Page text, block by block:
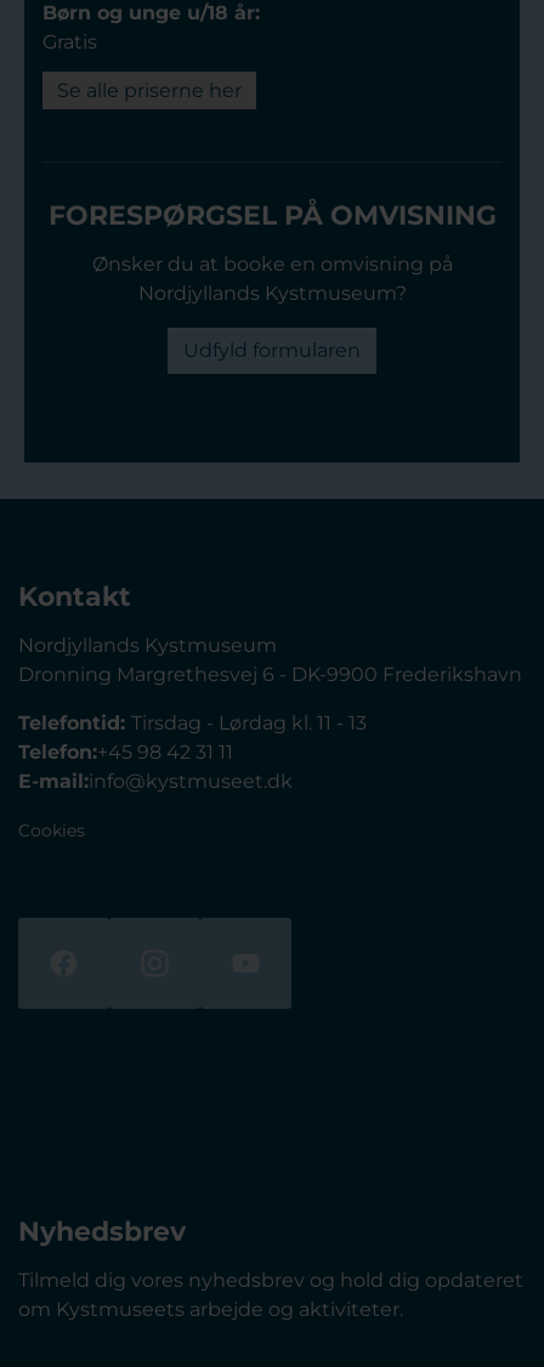
Børn og unge u/18 år:
Gratis
Se alle priserne her
FORESPØRGSEL PÅ OMVISNING
Ønsker du at booke en omvisning på
Nordjyllands Kystmuseum?
Udfyld formularen
Kontakt
Nordjyllands Kystmuseum
Dronning Margrethesvej 6 - DK-9900 Frederikshavn
Telefontid: Tirsdag - Lørdag kl. 11 - 13
Telefon:+45 98 42 31 11
E-mail:info@kystmuseet.dk
Cookies
Nyhedsbrev
Tilmeld dig vores nyhedsbrev og hold dig opdateret
om Kystmuseets arbejde og aktiviteter.